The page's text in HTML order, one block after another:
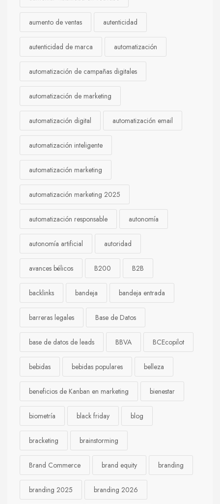
aumento de ventas autenticidad
autenticidad de marca automatización
automatización de campañas digitales
automatización de marketing
automatización digital automatización email
automatización inteligente
automatización marketing
automatización marketing 2025
automatización responsable autonomía
autonomía artificial autoridad
avances bélicos B200 B2B
backlinks bandeja bandeja entrada
barreras legales Base de Datos
base de datos de leads BBVA BCEcopilot
bebidas bebidas populares belleza
beneficios de Kanban en marketing bienestar
biometría black friday blog
bracketing brainstorming
Brand Commerce brand equity branding
branding 2025 branding 2026